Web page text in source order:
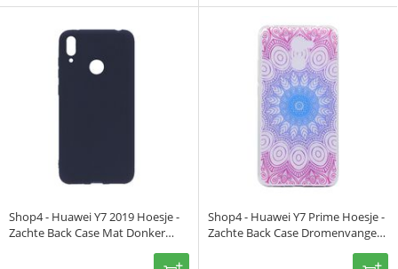
Shop4 - Huawei Y7 2019 Hoesje -
Zachte Back Case Mat Donker
Shop4 - Huawei Y7 Prime Hoesje -
Zachte Back Case Dromenvanger